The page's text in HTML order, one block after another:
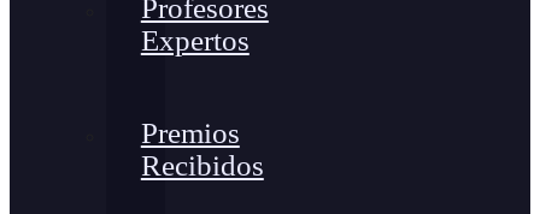
Profesores
Expertos
Premios
Recibidos